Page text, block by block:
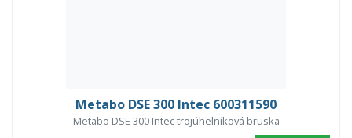
Metabo DSE 300 Intec 600311590
Metabo DSE 300 Intec trojúhelníková bruska